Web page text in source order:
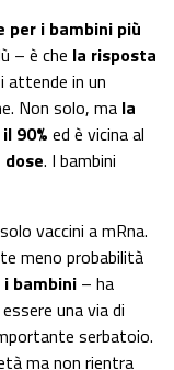
per i bambini più
– è che la risposta
attende in un
Non solo, ma la
90% ed è vicina al
dose. I bambini
vaccini a mRna.
meno probabilità
i bambini – ha
una via di
serbatoio.
ma non rientra